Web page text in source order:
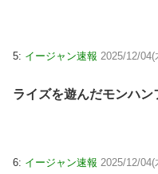
5: イージャン速報 2025/12/
ライズを遊んだモンハ
6: イージャン速報 2025/12/